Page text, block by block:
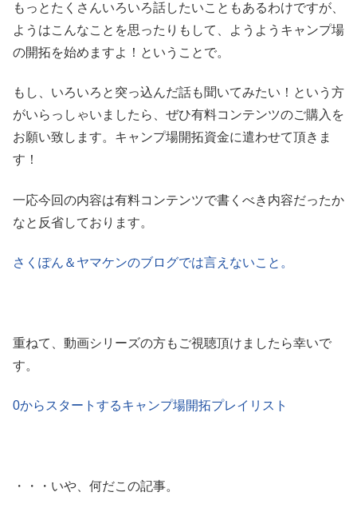
もっとたくさんいろいろ話したいこともあるわけですが、
ようはこんなことを思ったりもして、ようようキャンプ場
の開拓を始めますよ！ということで。
もし、いろいろと突っ込んだ話も聞いてみたい！という方
がいらっしゃいましたら、ぜひ有料コンテンツのご購入を
お願い致します。キャンプ場開拓資金に遣わせて頂きま
す！
一応今回の内容は有料コンテンツで書くべき内容だったか
なと反省しております。
さくぽん＆ヤマケンのブログでは言えないこと。
重ねて、動画シリーズの方もご視聴頂けましたら幸いで
す。
0からスタートするキャンプ場開拓プレイリスト
・・・いや、何だこの記事。